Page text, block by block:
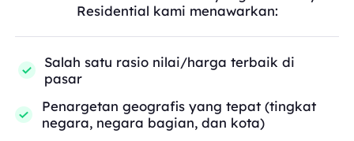
Residential kami menawarkan:
Salah satu rasio nilai/harga terbaik di
pasar
Penargetan geografis yang tepat (tingkat
negara, negara bagian, dan kota)